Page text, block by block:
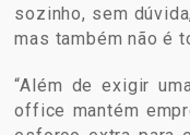
sozinho, sem
mas também não é
“Além de exigir
office mantém